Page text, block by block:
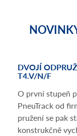
DVOJÍ
T4.V/N/F
O první stupeň
PneuTrack od
pružení se pak
konstrukčně